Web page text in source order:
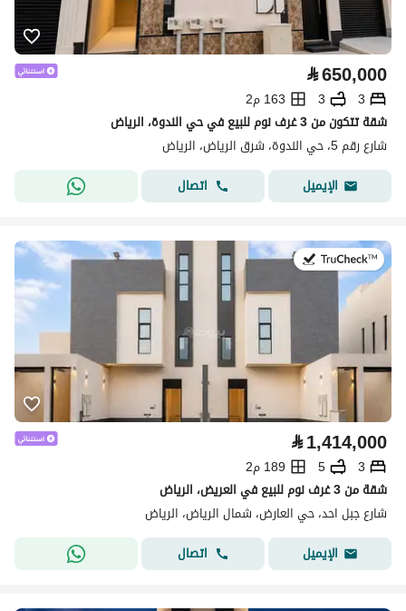
⃁650,000
3
3
163 م2
شقة تتكون من 3 غرف نوم للبيع في حي الندوة، الرياض
شارع رقم 5، حي الندوة، شرق الرياض، الرياض
الإيميل
اتصال
في:4 أغسطس 2026
⃁1,414,000
3
5
189 م2
شقة من 3 غرف نوم للبيع في العريض، الرياض
شارع جبل احد، حي العارض، شمال الرياض، الرياض
الإيميل
اتصال